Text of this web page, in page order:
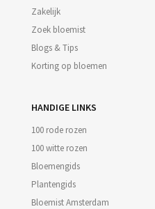
Zakelijk
Zoek bloemist
Blogs & Tips
Korting op bloemen
HANDIGE LINKS
100 rode rozen
100 witte rozen
Bloemengids
Plantengids
Bloemist Amsterdam